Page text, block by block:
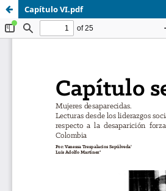
Capítulo VI.pdf